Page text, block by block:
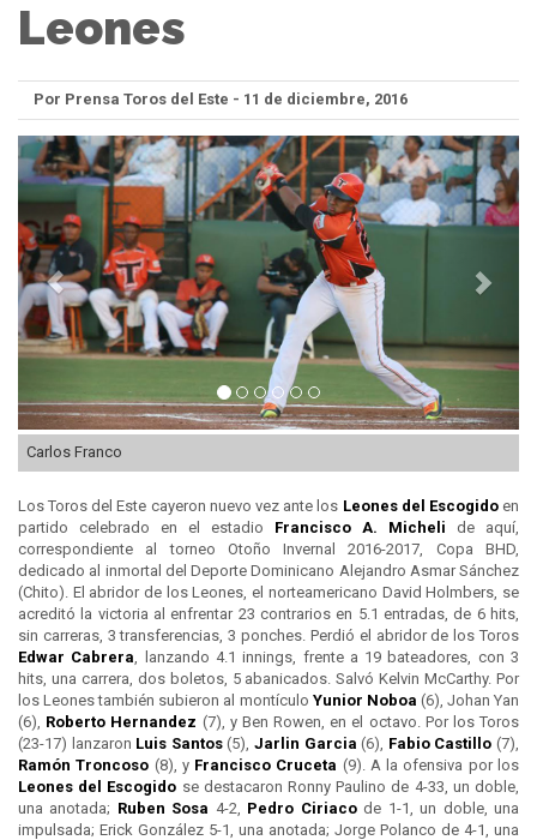
Leones
Por Prensa Toros del Este - 11 de diciembre, 2016
Anterior
Carlos Franco
Los Toros del Este cayeron nuevo vez ante los Leones del Escogidoen
partido celebrado en el estadio Francisco A. Micheli de aquí,
correspondiente al torneo Otoño Invernal 2016-2017, Copa BHD,
dedicado al inmortal del Deporte Dominicano Alejandro Asmar Sánchez
(Chito). El abridor de los Leones, el norteamericano David Holmbers, se
acreditó la victoria al enfrentar 23 contrarios en 5.1 entradas, de 6 hits,
sin carreras, 3 transferencias, 3 ponches. Perdió el abridor de los Toros
Edwar Cabrera , lanzando 4.1 innings, frente a 19 bateadores, con 3
hits, una carrera, dos boletos, 5 abanicados. Salvó Kelvin McCarthy. Por
los Leones también subieron al montículo Yunior Noboa (6), Johan Yan
(6), Roberto Hernandez (7), y Ben Rowen, en el octavo. Por los Toros
(23-17) lanzaron Luis Santos(5),Jarlin Garcia (6), Fabio Castillo (7),
Ramón Troncoso (8), y Francisco Cruceta (9). A la ofensiva por los
Leones del Escogido se destacaron Ronny Paulino de 4-33, un doble,
una anotada; Ruben Sosa 4-2, Pedro Ciriacode 1-1, un doble, una
impulsada; Erick González 5-1, una anotada; Jorge Polanco de 4-1, una